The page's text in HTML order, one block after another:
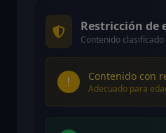
Restricción de
Contenido clasificado
Contenido con
Adecuado para